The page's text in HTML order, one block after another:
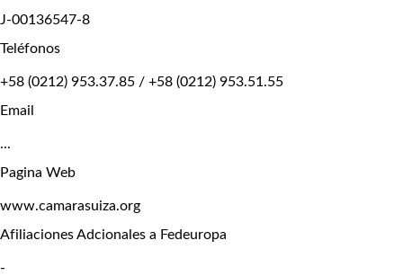
J-00136547-8
Teléfonos
+58 (0212) 953.37.85 / +58 (0212) 953.51.55
Email
...
Pagina Web
www.camarasuiza.org
Afiliaciones Adcionales a Fedeuropa
-